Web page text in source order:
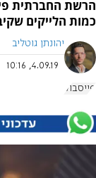
הרשת החברתית
כמות הלייקים
יהונתן גוטליב
4.09.19, 10:16
פייסבוק